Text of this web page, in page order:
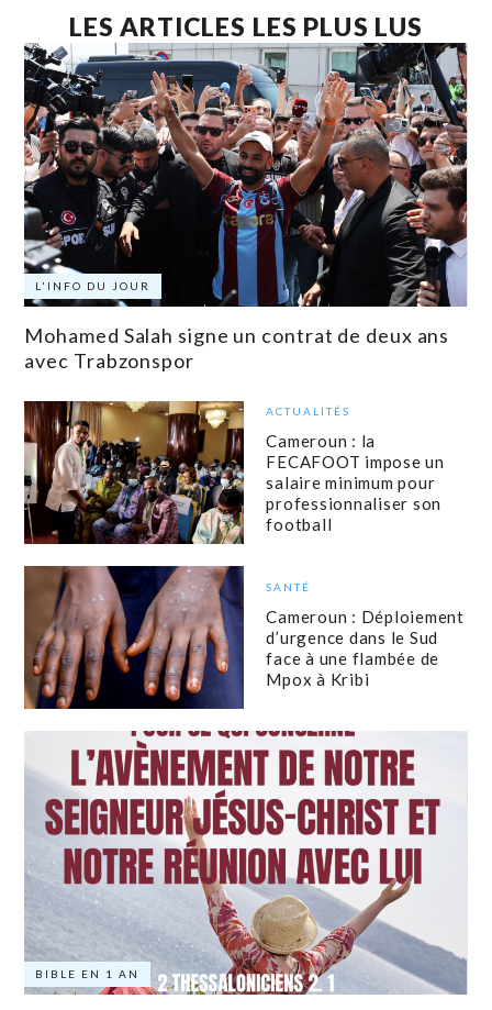
LES ARTICLES LES PLUS LUS
L'INFO DU JOUR
Mohamed Salah signe un contrat de deux ans
avec Trabzonspor
ACTUALITÉS
Cameroun : la
FECAFOOT impose un
salaire minimum pour
professionnaliser son
football
SANTÉ
Cameroun : Déploiement
d’urgence dans le Sud
face à une flambée de
Mpox à Kribi
BIBLE EN 1 AN